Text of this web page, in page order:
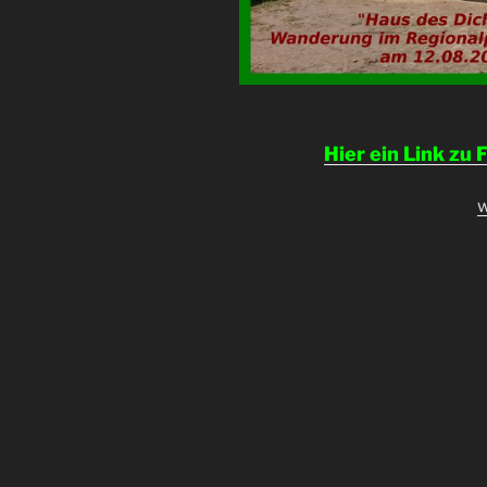
Hier ein Link zu